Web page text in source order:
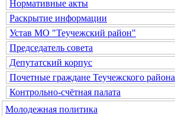
Нормативные акты
Раскрытие информации
Устав МО "Теучежский район"
Председатель совета
Депутатский корпус
Почетные граждане Теучежского района
Контрольно-счётная палата
Молодежная политика